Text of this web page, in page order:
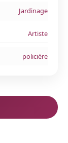
Jardinage
Artiste
policière